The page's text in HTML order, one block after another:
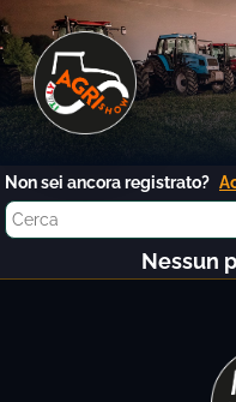
Non sei ancora registrato?
Nessun